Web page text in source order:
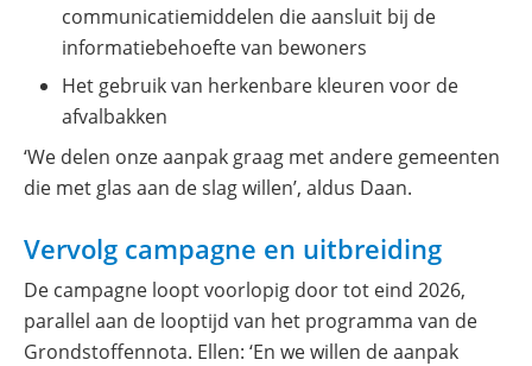
communicatiemiddelen die aansluit bij de
informatiebehoefte van bewoners
Het gebruik van herkenbare kleuren voor de
afvalbakken
‘We delen onze aanpak graag met andere gemeenten
die met glas aan de slag willen’, aldus Daan.
Vervolg campagne en uitbreiding
De campagne loopt voorlopig door tot eind 2026,
parallel aan de looptijd van het programma van de
Grondstoffennota. Ellen: ‘En we willen de aanpak